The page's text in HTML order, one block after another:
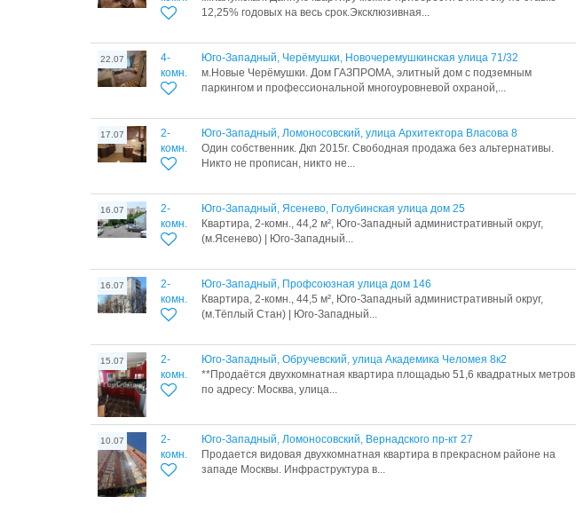
12,25% годовых на весь срок.Эксклюзивная...
22.07
4-
комн.
Юго-Западный, Черёмушки, Новочеремушкинская улица 71/32
м.Новые Черёмушки. Дом ГАЗПРОМА, элитный дом с подземным
паркингом и профессиональной многоуровневой охраной,...
17.07
2-
комн.
Юго-Западный, Ломоносовский, улица Архитектора Власова 8
Один собственник. Дкп 2015г. Свободная продажа без альтернативы.
Никто не прописан, никто не...
16.07
2-
комн.
Юго-Западный, Ясенево, Голубинская улица дом 25
Квартира, 2-комн., 44,2 м², Юго-Западный административный округ,
(м.Ясенево) | Юго-Западный...
16.07
2-
комн.
Юго-Западный, Профсоюзная улица дом 146
Квартира, 2-комн., 44,5 м², Юго-Западный административный округ,
(м.Тёплый Стан) | Юго-Западный...
15.07
2-
комн.
Юго-Западный, Обручевский, улица Академика Челомея 8к2
**Продаётся двухкомнатная квартира площадью 51,6 квадратных метров
по адресу: Москва, улица...
10.07
2-
комн.
Юго-Западный, Ломоносовский, Вернадского пр-кт 27
Продается видовая двухкомнатная квартира в прекрасном районе на
западе Москвы. Инфраструктура в...